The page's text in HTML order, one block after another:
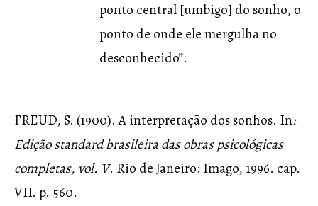
ponto central [umbigo] do sonho, o
ponto de onde ele mergulha no
desconhecido”.
FREUD, S. (1900). A interpretação dos sonhos. In:
Edição standard brasileira das obras psicológicas
completas, vol. V. Rio de Janeiro: Imago, 1996. cap.
VII. p. 560.